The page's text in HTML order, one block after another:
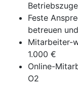
Feste
betreuen
Mitarbeiter-
1.000 €
Online-
O2